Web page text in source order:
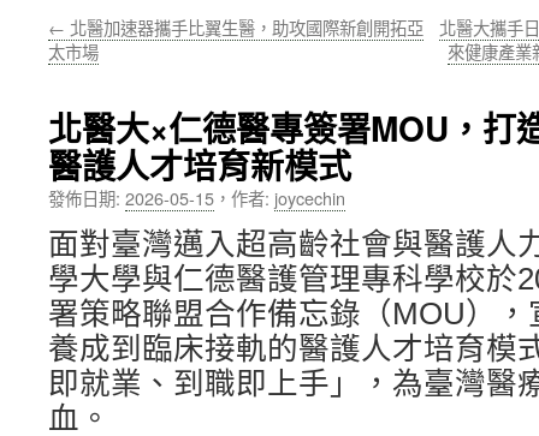
要
容
← 北醫加速器攜手比翼生醫，助攻國際新創開拓亞
太市場
北醫大攜手
來健康產業
北醫大×仁德醫專簽署MOU，打
醫護人才培育新模式
發佈日期: 2026-05-15 ， 作者: joycechin
面對臺灣邁入超高齡社會與醫護人
學大學與仁德醫護管理專科學校於
署策略聯盟合作備忘錄（MOU）
養成到臨床接軌的醫護人才培育模
即就業、到職即上手」，為臺灣醫
血。